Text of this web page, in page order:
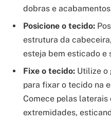
dobras e
Posicione o tecido:
estrutura da
esteja bem esticado e
Fixe o tecido: Utilize o
para fixar o tecido na
Comece pelas laterais
extremidades,